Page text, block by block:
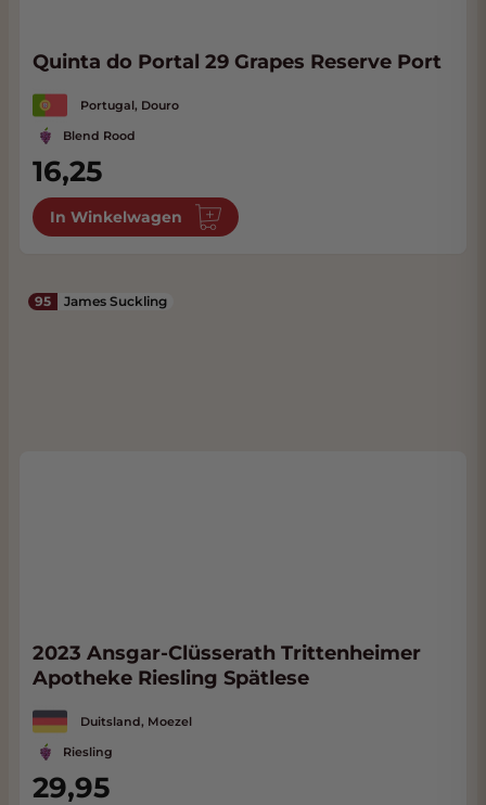
Quinta do Portal 29 Grapes Reserve Port
Portugal, Douro
Blend Rood
16,25
In Winkelwagen
95 James Suckling
2023 Ansgar-Clüsserath Trittenheimer
Apotheke Riesling Spätlese
Duitsland, Moezel
Riesling
29,95